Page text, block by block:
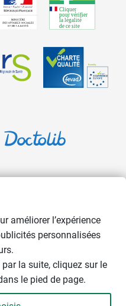
e-commerce et de la vente à
Trustmark.
améliorer l’expérience
personnalisées
la suite, cliquez sur le
le pied de page.